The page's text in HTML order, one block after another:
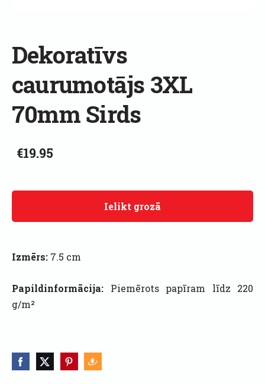
Dekoratīvs
caurumotājs 3XL
70mm Sirds
€19.95
Ielikt grozā
Izmērs: 7.5 cm
Papildinformācija: Piemērots papīram līdz 220
g/m²